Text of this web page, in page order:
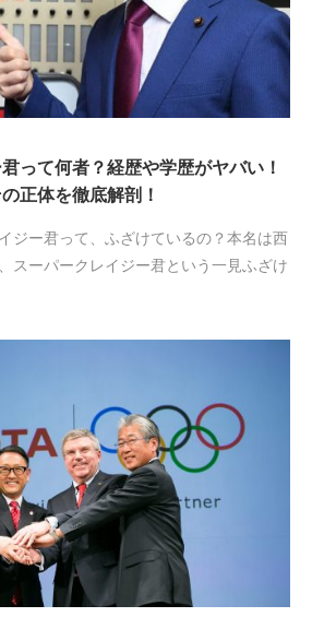
って何者？経歴や学歴がヤバい！
正体を徹底解剖！
ジー君って、ふざけているの？本名は西
スーパークレイジー君という一見ふざけ